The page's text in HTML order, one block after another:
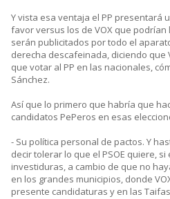
Y vista esa ventaja el PP presentará
favor versus los de VOX que
serán publicitados por todo el
derecha descafeinada, diciendo que
que votar al PP en las nacionales,
Sánchez.
Así que lo primero que habría que
candidatos PePeros en esas
- Su política personal de pactos. Y
decir tolerar lo que el PSOE quiere, si
investiduras, a cambio de que no
en los grandes municipios, donde
presente candidaturas y en las